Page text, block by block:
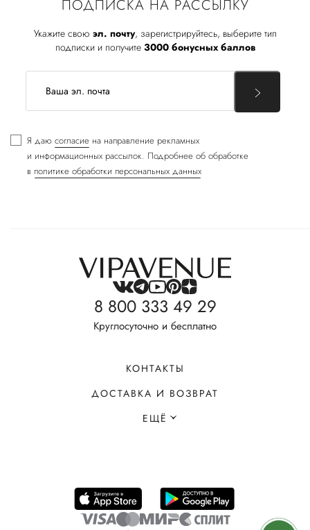
ПОДПИСКА НА РАССЫЛКУ
Укажите свою эл. почту, зарегистрируйтесь, выберите тип
подписки и получите 3000 бонусных баллов
Я даю согласие на направление рекламных
и информационных рассылок. Подробнее об обработке
в политике обработки персональных данных
8 800 333 49 29
Круглосуточно и бесплатно
КОНТАКТЫ
ДОСТАВКА И ВОЗВРАТ
ЕЩЁ